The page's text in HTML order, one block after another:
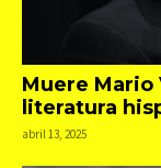
Muere Mario
literatura
abril 13, 2025